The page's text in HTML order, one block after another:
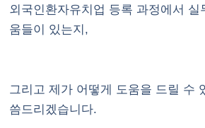
외국인환자유치업 등록 과정에서 실
움들이 있는지,
그리고 제가 어떻게 도움을 드릴 수
씀드리겠습니다.